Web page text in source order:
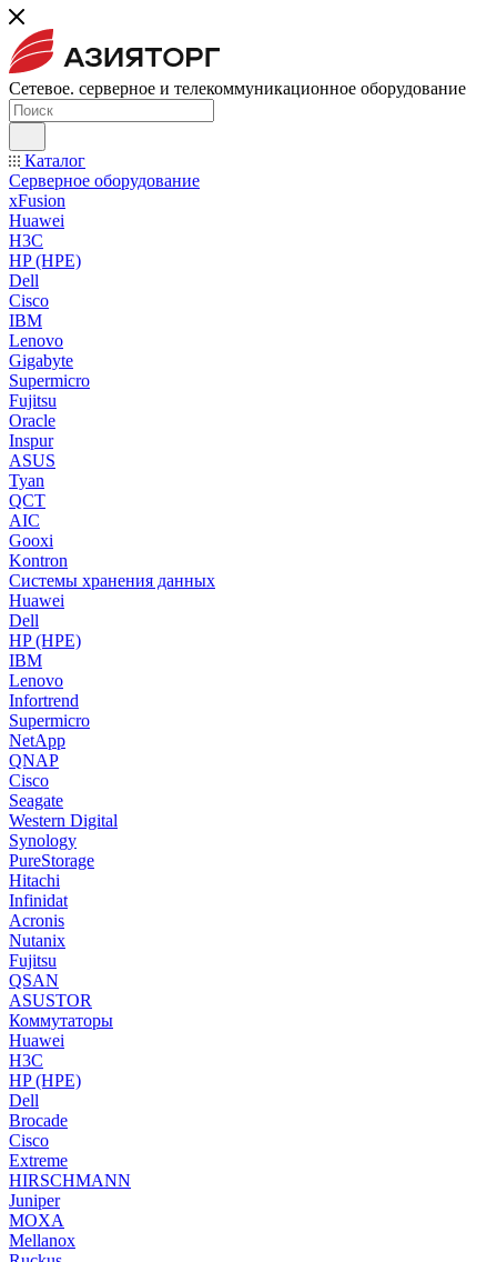
Сетевое. серверное и телекоммуникационное оборудование
Каталог
Серверное оборудование
xFusion
Huawei
H3C
HP (HPE)
Dell
Cisco
IBM
Lenovo
Gigabyte
Supermicro
Fujitsu
Oracle
Inspur
ASUS
Tyan
QCT
AIC
Gooxi
Kontron
Системы хранения данных
Huawei
Dell
HP (HPE)
IBM
Lenovo
Infortrend
Supermicro
NetApp
QNAP
Cisco
Seagate
Western Digital
Synology
PureStorage
Hitachi
Infinidat
Acronis
Nutanix
Fujitsu
QSAN
ASUSTOR
Коммутаторы
Huawei
H3C
HP (HPE)
Dell
Brocade
Cisco
Extreme
HIRSCHMANN
Juniper
MOXA
Mellanox